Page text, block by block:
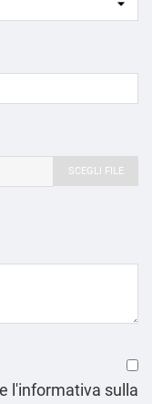
SCEGLI FILE
l'informativa sulla